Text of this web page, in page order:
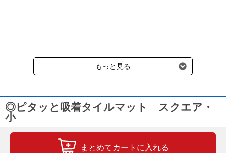
受けます。
もっと見る
◎ピタッと吸着タイルマット スクエア・
小
まとめてカートに入れる